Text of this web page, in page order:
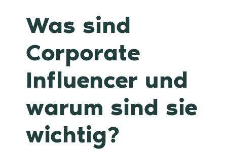
Was sind
Corporate
Influencer und
warum sind sie
wichtig?